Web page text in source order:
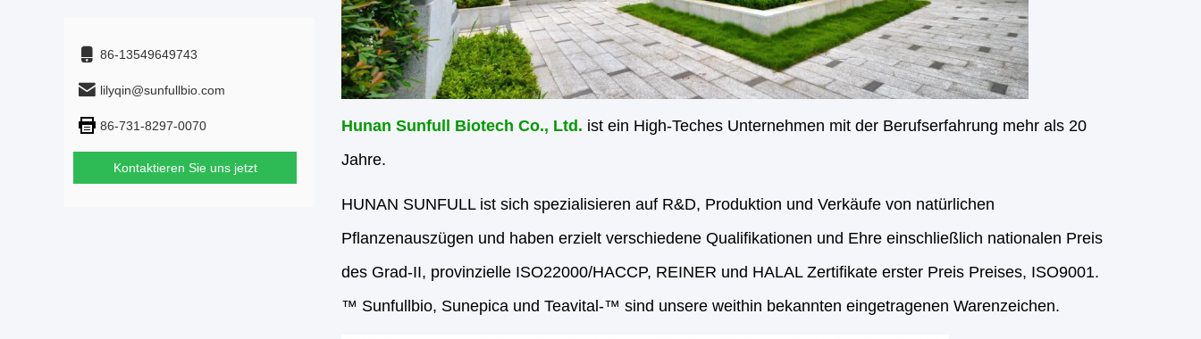
86-13549649743
lilyqin@sunfullbio.com
86-731-8297-0070
Kontaktieren Sie uns jetzt
Hunan Sunfull Biotech Co., Ltd. ist ein High-Teches Unternehmen mit der Berufserfahrung mehr als 20
Jahre.
HUNAN SUNFULL ist sich spezialisieren auf R&D, Produktion und Verkäufe von natürlichen
Pflanzenauszügen und haben erzielt verschiedene Qualifikationen und Ehre einschließlich nationalen Preis
des Grad-II, provinzielle ISO22000/HACCP, REINER und HALAL Zertifikate erster Preis Preises, ISO9001.
™ Sunfullbio, Sunepica und Teavital-™ sind unsere weithin bekannten eingetragenen Warenzeichen.